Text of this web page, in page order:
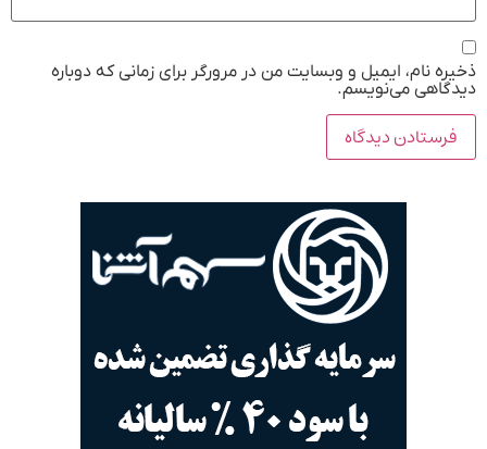
ذخیره نام، ایمیل و وبسایت من در مرورگر برای زمانی که دوباره
دیدگاهی می‌نویسم.